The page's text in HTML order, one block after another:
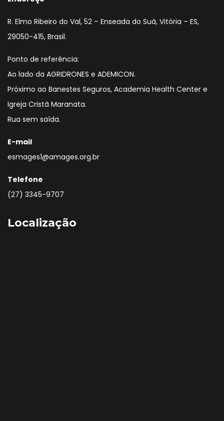
R. Elmo Ribeiro do Val, 52 – Enseada do Suá, Vitória – ES,
29050-415, Brasil.
Ponto de referência:
Ao lado da AGRIDRONES e ADEMICON.
Próximo ao Banestes Seguros, Academia Health Center e
Igreja Cristã Maranata.
Rua sem saída.
E-mail
esmages1@amages.org.br
Telefone
(27) 3345-9707
Localização